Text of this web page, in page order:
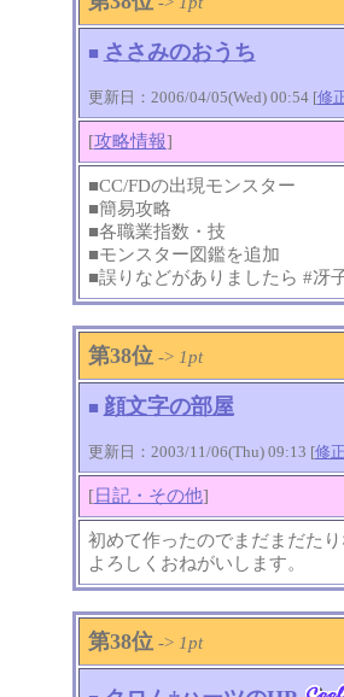
■ ささみのおうち
更新日：2006/04/05(Wed) 00:54 [修
[攻略情報]
■CC/FDの出現モンスター
■簡易攻略
■各職業指数・技
■モンスター図鑑を追加
■誤りなどがありましたら #冴
第38位 -> 1pt
■ 顔文字の部屋
更新日：2003/11/06(Thu) 09:13 [修
[日記・その他]
初めて作ったのでまだまだた
よろしくおねがいします。
第38位 -> 1pt